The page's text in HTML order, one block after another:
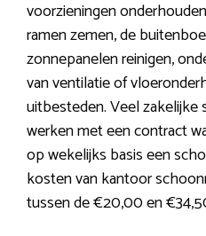
voorzieningen
ramen zemen, de
zonnepanelen reinigen,
van ventilatie of
uitbesteden. Veel
werken met een contract
op wekelijks basis een
kosten van kantoor
tussen de €20,00 en